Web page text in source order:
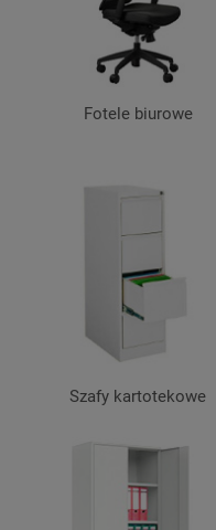
Fotele biurowe
Szafy kartotekowe